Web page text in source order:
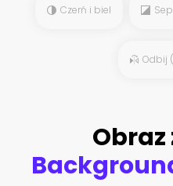
Czerń i biel
Odbij
Obraz